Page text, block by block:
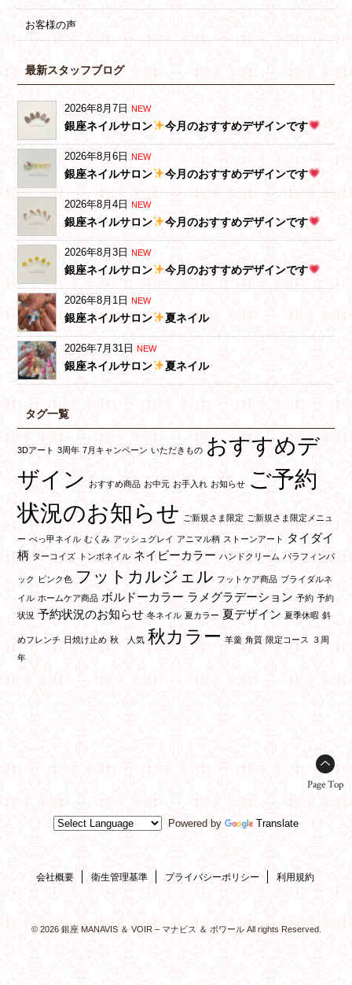
お客様の声
最新スタッフブログ
2026年8月7日 NEW
銀座ネイルサロン 今月のおすすめデザインです
2026年8月6日 NEW
銀座ネイルサロン 今月のおすすめデザインです
2026年8月4日 NEW
銀座ネイルサロン 今月のおすすめデザインです
2026年8月3日 NEW
銀座ネイルサロン 今月のおすすめデザインです
2026年8月1日 NEW
銀座ネイルサロン 夏ネイル
2026年7月31日 NEW
銀座ネイルサロン 夏ネイル
タグ一覧
3Dアート 3周年 7月キャンペーン いただきもの おすすめデ
ザイン
おすすめ商品 お中元 お手入れ お知らせ ご予約
状況のお知らせ
ご新規さま限定 ご新規さま限定メニュ
ー べっ甲ネイル むくみ アッシュグレイ アニマル柄 ストーンアート
タイダイ
柄 ターコイズ トンボネイル ネイビーカラー ハンドクリーム パラフィンパ
ック ピンク色 フットカルジェル フットケア商品 ブライダルネ
イル ホームケア商品 ボルドーカラー ラメグラデーション 予約 予約
状況 予約状況のお知らせ 冬ネイル 夏カラー 夏デザイン 夏季休暇 斜
めフレンチ 日焼け止め 秋 人気 秋カラー 羊羹 角質 限定コース
３周
年
Page Top
Powered by Translate
会社概要 衛生管理基準 プライバシーポリシー 利用規約
© 2026 銀座 MANAVIS ＆ VOIR – マナビス ＆ ボワール All rights Reserved.